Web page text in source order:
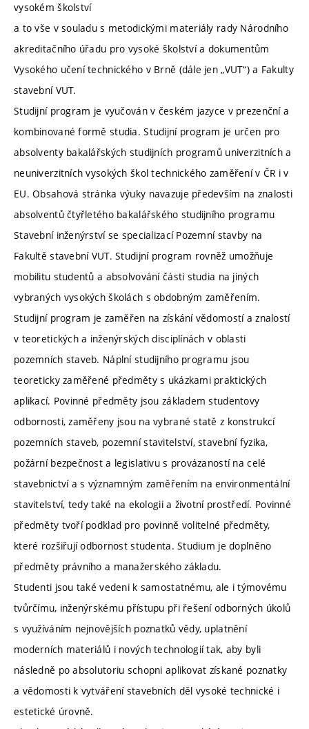
vysokém školství
a to vše v souladu s metodickými materiály rady Národního
akreditačního úřadu pro vysoké školství a dokumentům
Vysokého učení technického v Brně (dále jen „VUT“) a Fakulty
stavební VUT.
Studijní program je vyučován v českém jazyce v prezenční a
kombinované formě studia. Studijní program je určen pro
absolventy bakalářských studijních programů univerzitních a
neuniverzitních vysokých škol technického zaměření v ČR i v
EU. Obsahová stránka výuky navazuje především na znalosti
absolventů čtyřletého bakalářského studijního programu
Stavební inženýrství se specializací Pozemní stavby na
Fakultě stavební VUT. Studijní program rovněž umožňuje
mobilitu studentů a absolvování části studia na jiných
vybraných vysokých školách s obdobným zaměřením.
Studijní program je zaměřen na získání vědomostí a znalostí
v teoretických a inženýrských disciplínách v oblasti
pozemních staveb. Náplní studijního programu jsou
teoreticky zaměřené předměty s ukázkami praktických
aplikací. Povinné předměty jsou základem studentovy
odbornosti, zaměřeny jsou na vybrané statě z konstrukcí
pozemních staveb, pozemní stavitelství, stavební fyzika,
požární bezpečnost a legislativu s provázaností na celé
stavebnictví a s významným zaměřením na environmentální
stavitelství, tedy také na ekologii a životní prostředí. Povinné
předměty tvoří podklad pro povinně volitelné předměty,
které rozšiřují odbornost studenta. Studium je doplněno
předměty právního a manažerského základu.
Studenti jsou také vedeni k samostatnému, ale i týmovému
tvůrčímu, inženýrskému přístupu při řešení odborných úkolů
s využíváním nejnovějších poznatků vědy, uplatnění
moderních materiálů i nových technologií tak, aby byli
následně po absolutoriu schopni aplikovat získané poznatky
a vědomosti k vytváření stavebních děl vysoké technické i
estetické úrovně.